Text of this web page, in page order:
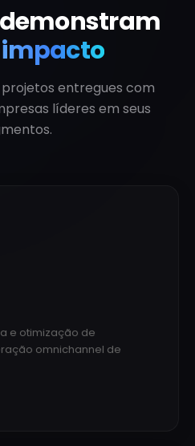
impacto
projetos entregues com
líderes em seus
e otimização de
omnichannel de